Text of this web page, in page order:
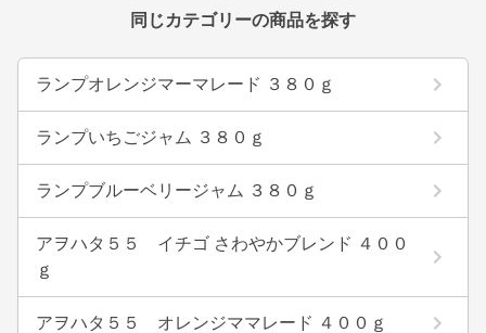
同じカテゴリーの商品を探す
ランプオレンジマーマレード ３８０ｇ
ランプいちごジャム ３８０ｇ
ランプブルーベリージャム ３８０ｇ
アヲハタ５５ イチゴ さわやかブレンド ４００
ｇ
アヲハタ５５ オレンジママレード ４００ｇ